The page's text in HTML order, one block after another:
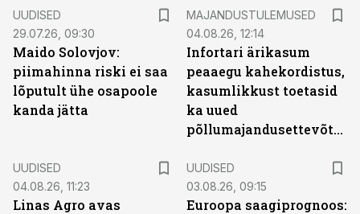
UUDISED
29.07.26, 09:30
Maido Solovjov:
piimahinna riski ei saa
lõputult ühe osapoole
kanda jätta
MAJANDUSTULEMUSED
04.08.26, 12:14
Infortari ärikasum
peaaegu kahekordistus,
kasumlikkust toetasid
ka uued
põllumajandusettevõtted
UUDISED
04.08.26, 11:23
Linas Agro avas
UUDISED
03.08.26, 09:15
Euroopa saagiprognoos: